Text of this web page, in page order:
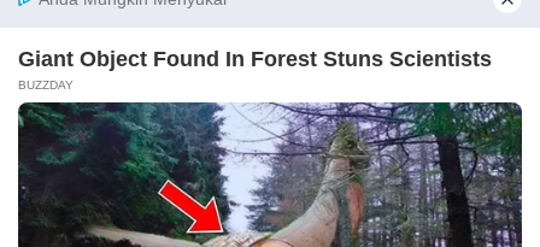
About Our Kabarbaru.co
Kabarbaru.co menyajikan berita aktual dan
Follow Kabarbaru